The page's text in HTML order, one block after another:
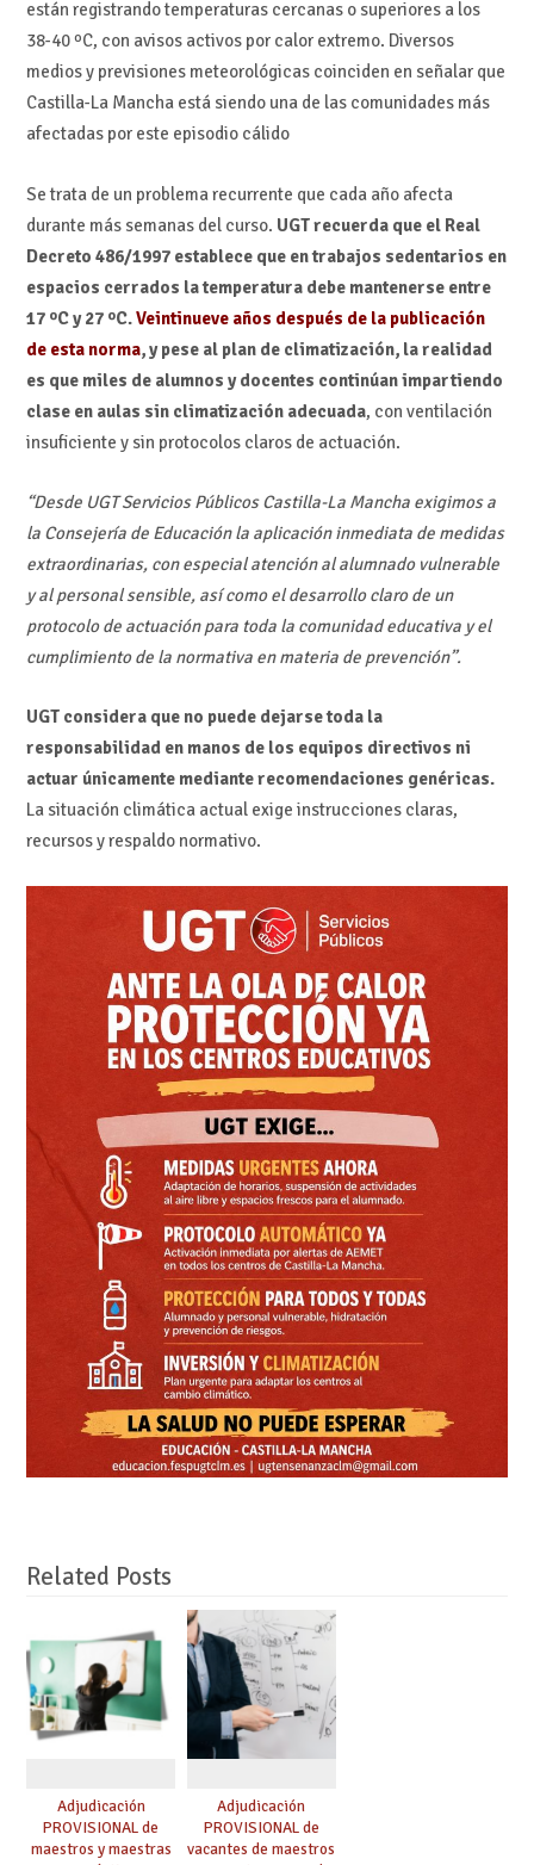
están registrando temperaturas cercanas o superiores a los
38-40 ºC, con avisos activos por calor extremo. Diversos
medios y previsiones meteorológicas coinciden en señalar que
Castilla-La Mancha está siendo una de las comunidades más
afectadas por este episodio cálido
Se trata de un problema recurrente que cada año afecta
durante más semanas del curso. UGT recuerda que el Real
Decreto 486/1997 establece que en trabajos sedentarios en
espacios cerrados la temperatura debe mantenerse entre
17 ºC y 27 ºC.Veintinueve años después de la publicación
de esta norma, y pese al plan de climatización, la realidad
es que miles de alumnos y docentes continúan impartiendo
clase en aulas sin climatización adecuada, con ventilación
insuficiente y sin protocolos claros de actuación.
“Desde UGT Servicios Públicos Castilla-La Mancha exigimos a
la Consejería de Educación la aplicación inmediata de medidas
extraordinarias, con especial atención al alumnado vulnerable
y al personal sensible, así como el desarrollo claro de un
protocolo de actuación para toda la comunidad educativa y el
cumplimiento de la normativa en materia de prevención”.
UGT considera que no puede dejarse toda la
responsabilidad en manos de los equipos directivos ni
actuar únicamente mediante recomendaciones genéricas.
La situación climática actual exige instrucciones claras,
recursos y respaldo normativo.
Related Posts
Adjudicación
PROVISIONAL de
maestros y maestras
Adjudicación
PROVISIONAL de
vacantes de maestros